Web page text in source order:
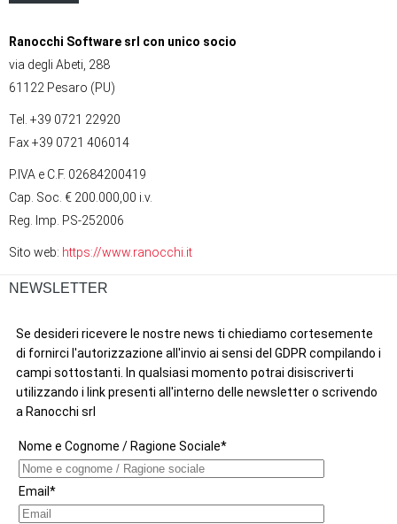
Ranocchi Software srl con unico socio
via degli Abeti, 288
61122 Pesaro (PU)
Tel. +39 0721 22920
Fax +39 0721 406014
P.IVA e C.F. 02684200419
Cap. Soc. € 200.000,00 i.v.
Reg. Imp. PS-252006
Sito web: https://www.ranocchi.it
NEWSLETTER